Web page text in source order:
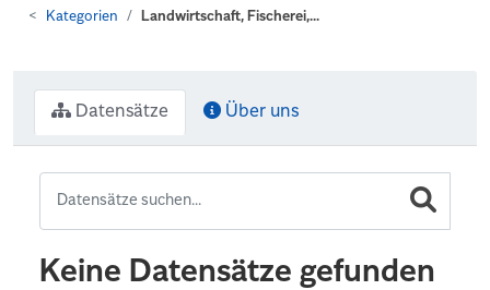
Kategorien Landwirtschaft, Fischerei,...
Datensätze Über uns
Keine Datensätze gefunden